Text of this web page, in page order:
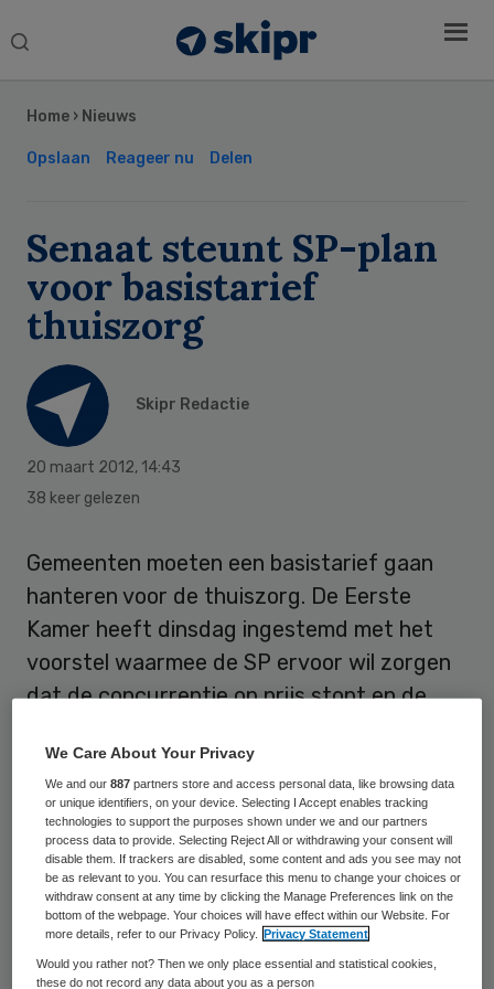
Search
Home › Nieuws
Opslaan Reageer nu Delen
Senaat steunt SP-plan
voor basistarief
thuiszorg
Skipr Redactie
20 maart 2012, 14:43
38 keer gelezen
Gemeenten moeten een basistarief gaan
hanteren voor de thuiszorg. De Eerste
Kamer heeft dinsdag ingestemd met het
voorstel waarmee de SP ervoor wil zorgen
dat de concurrentie op prijs stopt en de
van goede verzorging.
SP-Tweede Kamerlid Renske Leijten, die
het plan in de Senaat verdedigde, ziet de
bijval voor het plan als winst voor iedereen.
“De basis wordt een reëel tarief waardoor
thuiszorgorganisaties zich gaan
onderscheiden op kwaliteit”, aldus Leijten.
Sidebar
We Care About Your Privacy
We and our887 partners store and access personal data, like browsing data
or unique identifiers, on your device. Selecting I Accept enables tracking
technologies to support the purposes shown under we and our partners
process data to provide. Selecting Reject All or withdrawing your consent will
disable them. If trackers are disabled, some content and ads you see may not
be as relevant to you. You can resurface this menu to change your choices or
withdraw consent at any time by clicking the Manage Preferences link on the
bottom of the webpage. Your choices will have effect within our Website. For
more details, refer to our Privacy Policy.
Privacy Statement
Would you rather not? Then we only place essential and statistical cookies,
these do not record any data about you as a person